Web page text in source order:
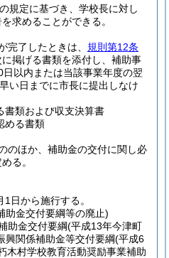
の規定に基づき、学校長に対し
求めることができる。
完了したときは、 規則第12条
掲げる書類を添付し、補助事
以内または当該事業年度の翌
い日までに市長に提出しなけ
書類および収支決算書
める書類
のほか、補助金の交付に関し必
る。
日から施行する。
助金交付要綱等の廃止)
助金交付要綱(平成13年今津町
興関係補助金等交付要綱(平成6
朽木村学校教育活動奨励事業補助